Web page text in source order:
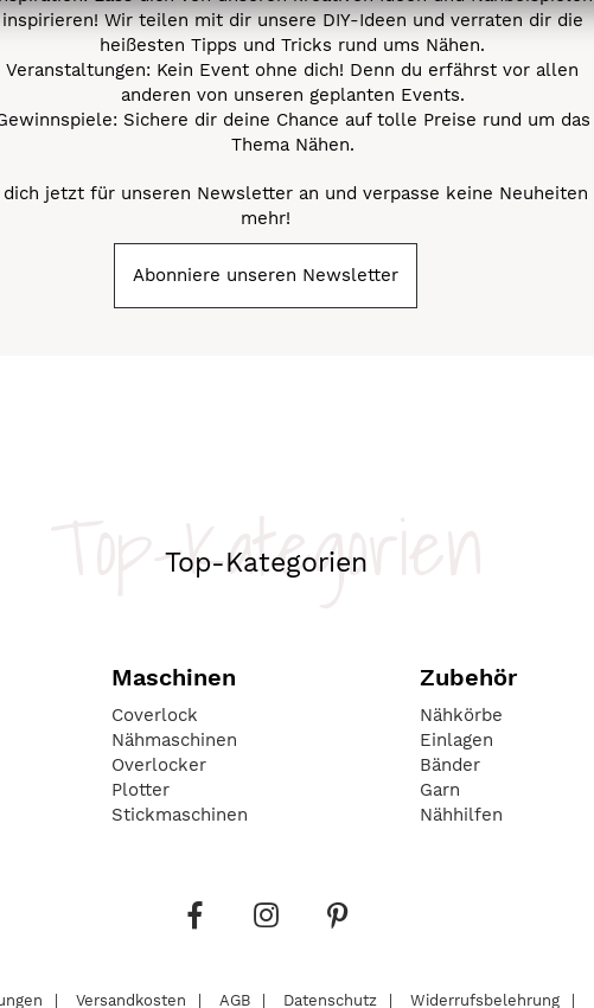
inspirieren! Wir teilen mit dir unsere DIY-Ideen und verraten dir die
heißesten Tipps und Tricks rund ums Nähen.
Veranstaltungen: Kein Event ohne dich! Denn du erfährst vor allen
anderen von unseren geplanten Events.
Sichere dir deine Chance auf tolle Preise rund um das
Thema Nähen.
dich jetzt für unseren Newsletter an und verpasse keine Neuheiten
mehr!
Abonniere unseren Newsletter
Top-Kategorien
Top-Kategorien
Maschinen
Coverlock
Nähmaschinen
Overlocker
Plotter
Stickmaschinen
Zubehör
Nähkörbe
Einlagen
Bänder
Garn
Nähhilfen
Versandkosten AGB Datenschutz Widerrufsbelehrung